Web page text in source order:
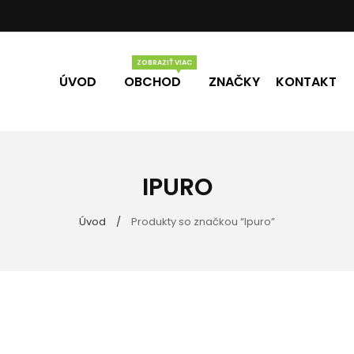
ÚVOD OBCHOD ZNAČKY KONTAKT
IPURO
Úvod Produkty so značkou “Ipuro”